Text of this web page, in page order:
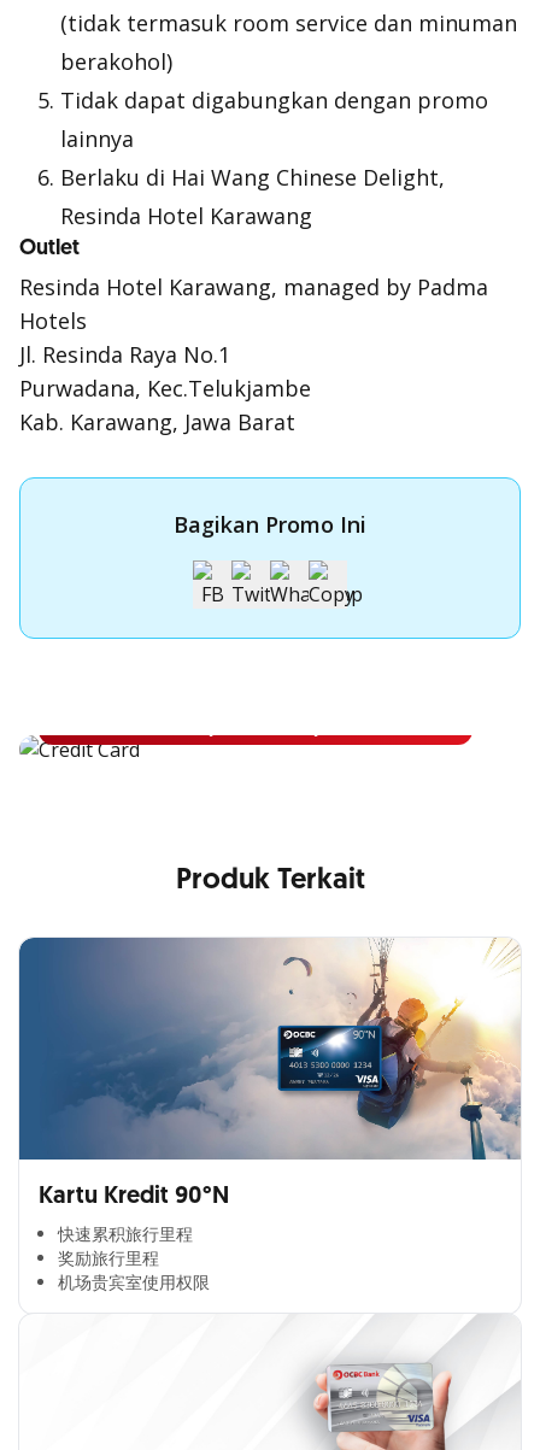
(tidak termasuk room service dan minuman
berakohol)
Tidak dapat digabungkan dengan promo
lainnya
Berlaku di Hai Wang Chinese Delight,
Resinda Hotel Karawang
Outlet
Resinda Hotel Karawang, managed by Padma
Hotels
Jl. Resinda Raya No.1
Purwadana, Kec.Telukjambe
Kab. Karawang, Jawa Barat
Bagikan Promo Ini
Apply Kartu Kredit OCBC NISP
Produk Terkait
Kartu Kredit 90°N
快速累积旅行里程​
奖励旅行里程​
机场贵宾室使用权限​